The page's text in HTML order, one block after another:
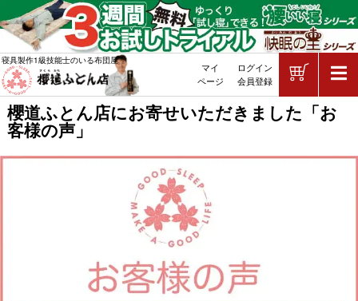
櫻道ふとん店にお寄せいただきました「お
客様の声」
敷布団・掛け布団・羽毛布団・マ
寝具製作1級技能士のいる布団屋
マイ
ページ
ログイン
会員登録